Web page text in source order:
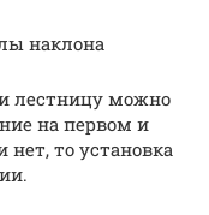
наклона
лестницу можно
на первом и
нет, то установка